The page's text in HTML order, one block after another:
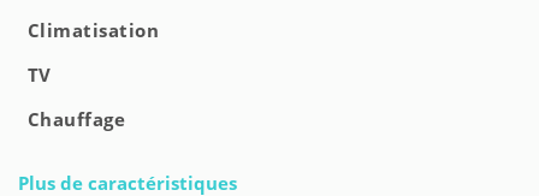
Climatisation
TV
Chauffage
Plus de caractéristiques